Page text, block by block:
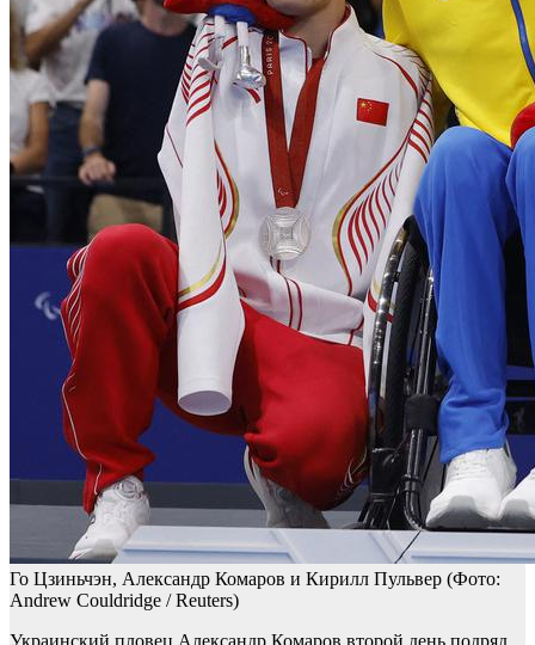
Го Цзиньчэн, Александр Комаров и Кирилл Пульвер (Фото:
Andrew Couldridge / Reuters)